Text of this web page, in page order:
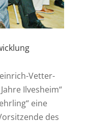
Vetter-
Ilvesheim“
eine
des